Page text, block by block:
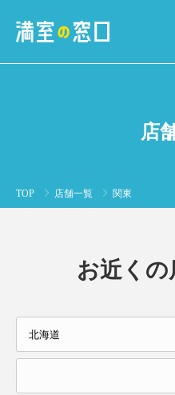
店
TOP 店舗一覧 関東
お近くの